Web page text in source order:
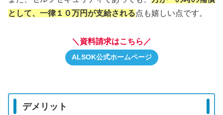
として、一律１０万円が支給される点も嬉しい点です。
＼資料請求はこちら／
ALSOK公式ホームページ
デメリット